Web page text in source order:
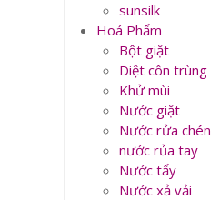
sunsilk
Hoá Phẩm
Bột giặt
Diệt côn trùng
Khử mùi
Nước giặt
Nước rửa chén
nước rủa tay
Nước tẩy
Nước xả vải